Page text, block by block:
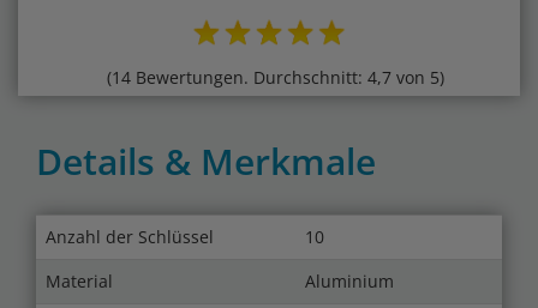
(14 Bewertungen. Durchschnitt: 4,7 von 5)
Details & Merkmale
Anzahl der Schlüssel
10
Material
Aluminium